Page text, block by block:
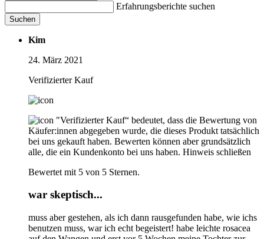
Erfahrungsberichte suchen
Suchen
Kim
24. März 2021
Verifizierter Kauf
"Verifizierter Kauf“ bedeutet, dass die Bewertung von
Käufer:innen abgegeben wurde, die dieses Produkt tatsächlich
bei uns gekauft haben. Bewerten können aber grundsätzlich
alle, die ein Kundenkonto bei uns haben. Hinweis schließen
Bewertet mit 5 von 5 Sternen.
war skeptisch...
muss aber gestehen, als ich dann rausgefunden habe, wie ichs
benutzen muss, war ich echt begeistert! habe leichte rosacea